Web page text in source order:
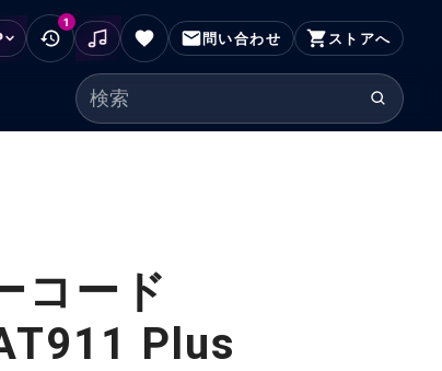
フッターにスキップ
1
問い合わせ ストアへ
検索ワード
コード
Plus